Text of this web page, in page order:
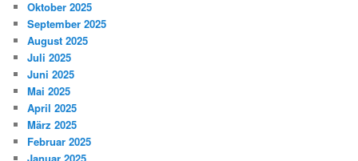
Oktober 2025
September 2025
August 2025
Juli 2025
Juni 2025
Mai 2025
April 2025
März 2025
Februar 2025